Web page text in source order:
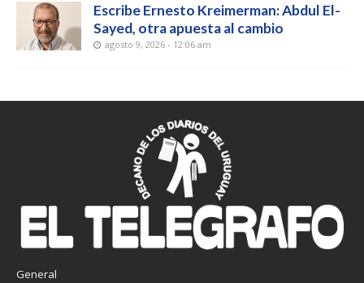
Escribe Ernesto Kreimerman: Abdul El-
Sayed, otra apuesta al cambio
agosto 9, 2026 - 12:06 am
General